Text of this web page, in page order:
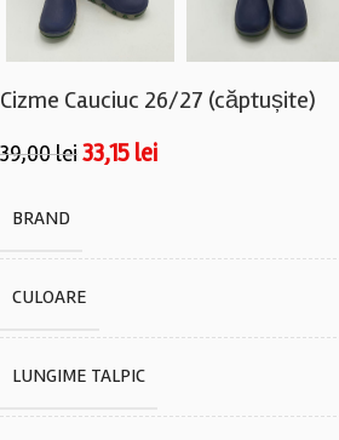
Cizme Cauciuc 26/27 (căptușite)
39,00lei33,15 lei
BRAND
CULOARE
LUNGIME TALPIC